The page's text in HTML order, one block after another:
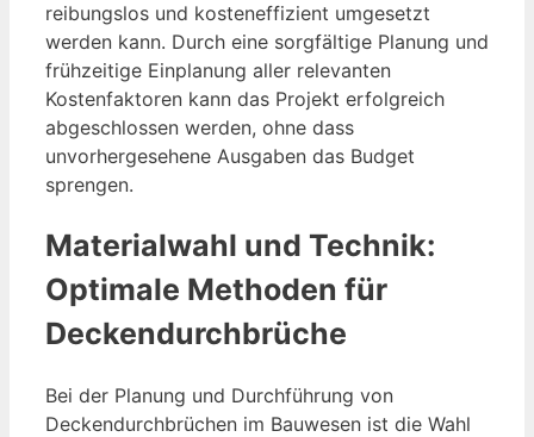
reibungslos und kosteneffizient umgesetzt
werden kann. Durch eine sorgfältige Planung und
frühzeitige Einplanung aller relevanten
Kostenfaktoren kann das Projekt erfolgreich
abgeschlossen werden, ohne dass
unvorhergesehene Ausgaben das Budget
sprengen.
Materialwahl und Technik:
Optimale Methoden für
Deckendurchbrüche
Bei der Planung und Durchführung von
Deckendurchbrüchen im Bauwesen ist die Wahl